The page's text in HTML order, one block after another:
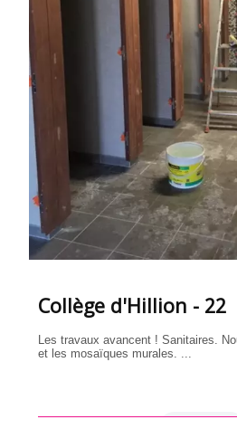
Collège d'Hillion - 22
Les travaux avancent ! Sanitaires.
et les mosaïques murales. ...